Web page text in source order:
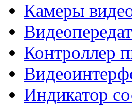
Камеры
Контроллер
Индикатор